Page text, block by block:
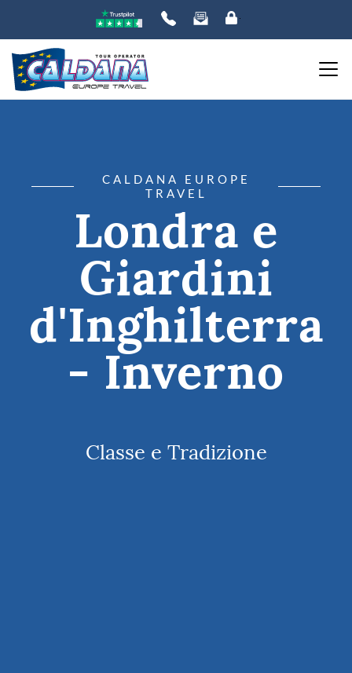
CALDANA EUROPE
TRAVEL
Londra e
Giardini
d'Inghilterra
- Inverno
Classe e Tradizione